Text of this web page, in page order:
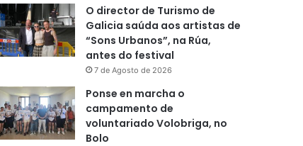
O director de Turismo de
Galicia saúda aos artistas de
“Sons Urbanos”, na Rúa,
antes do festival
7 de Agosto de 2026
Ponse en marcha o
campamento de
voluntariado Volobriga, no
Bolo